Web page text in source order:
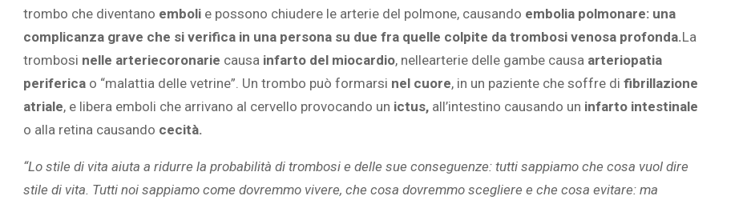
trombo che diventano emboli e possono chiudere le arterie del polmone, causando embolia polmonare: una
complicanza grave che si verifica in una persona su due fra quelle colpite da trombosi venosa profonda.La
trombosi nelle arteriecoronarie causa infarto del miocardio, nellearterie delle gambe causa arteriopatia
periferica o “malattia delle vetrine”. Un trombo può formarsi nel cuore, in un paziente che soffre di fibrillazione
atriale, e libera emboli che arrivano al cervello provocando un ictus, all’intestino causando un infarto intestinale
o alla retina causando cecità.
“Lo stile di vita aiuta a ridurre la probabilità di trombosi e delle sue conseguenze: tutti sappiamo che cosa vuol dire
stile di vita. Tutti noi sappiamo come dovremmo vivere, che cosa dovremmo scegliere e che cosa evitare: ma